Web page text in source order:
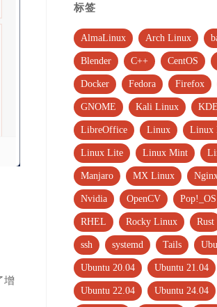
增
标签
AlmaLinux Arch Linux
Blender C++ CentOS
Docker Fedora Firefox
GNOME Kali Linux
LibreOffice Linux Linux
Linux Lite Linux Mint
Manjaro MX Linux
Nvidia OpenCV Pop!_OS
RHEL Rocky Linux Rust
ssh systemd Tails
Ubuntu 20.04 Ubuntu 21.04
Ubuntu 22.04 Ubuntu 24.04